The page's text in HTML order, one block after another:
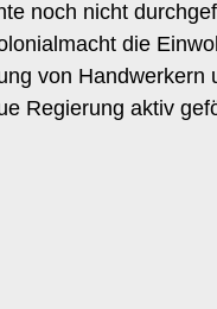
noch nicht
die
von
Regierung aktiv